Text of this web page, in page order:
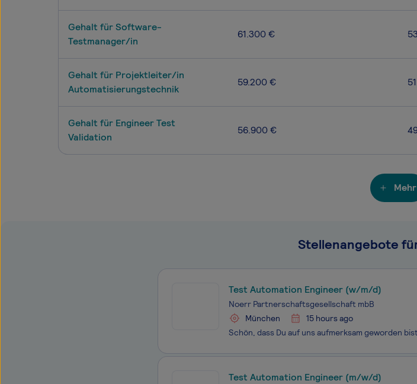
Gehalt für Software-
Testmanager/in
61.300 €
Gehalt für Projektleiter/in
Automatisierungstechnik
59.200 €
Gehalt für Engineer Test
Validation
56.900 €
Mehr
Stellenangebote
Test Automation Engineer (w/m/d)
Noerr Partnerschaftsgesellschaft mbB
München
15 hours ago
Test Automation Engineer (m/w/d)